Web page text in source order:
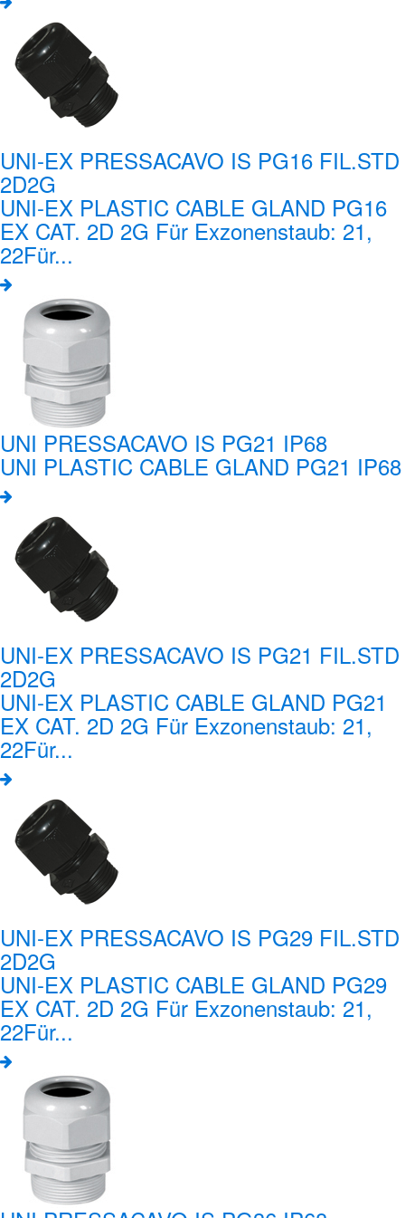
UNI-EX PRESSACAVO IS PG16 FIL.STD
2D2G
UNI-EX PLASTIC CABLE GLAND PG16
EX CAT. 2D 2G Für Exzonenstaub: 21,
22Für...
UNI PRESSACAVO IS PG21 IP68
UNI PLASTIC CABLE GLAND PG21 IP68
UNI-EX PRESSACAVO IS PG21 FIL.STD
2D2G
UNI-EX PLASTIC CABLE GLAND PG21
EX CAT. 2D 2G Für Exzonenstaub: 21,
22Für...
UNI-EX PRESSACAVO IS PG29 FIL.STD
2D2G
UNI-EX PLASTIC CABLE GLAND PG29
EX CAT. 2D 2G Für Exzonenstaub: 21,
22Für...